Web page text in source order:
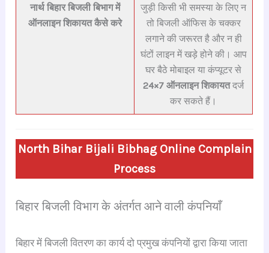
नार्थ बिहार बिजली बिभाग में
ऑनलाइन शिकायत कैसे करे
जुड़ी किसी भी समस्या के लिए न
तो बिजली ऑफिस के चक्कर
लगाने की जरूरत है और न ही
घंटों लाइन में खड़े होने की। आप
घर बैठे मोबाइल या कंप्यूटर से
24×7 ऑनलाइन शिकायतदर्ज
कर सकते हैं।
North Bihar Bijali Bibhag Online Complain
Process
बिहार बिजली विभाग के अंतर्गत आने वाली कंपनियाँ
बिहार में बिजली वितरण का कार्य दो प्रमुख कंपनियों द्वारा किया जाता